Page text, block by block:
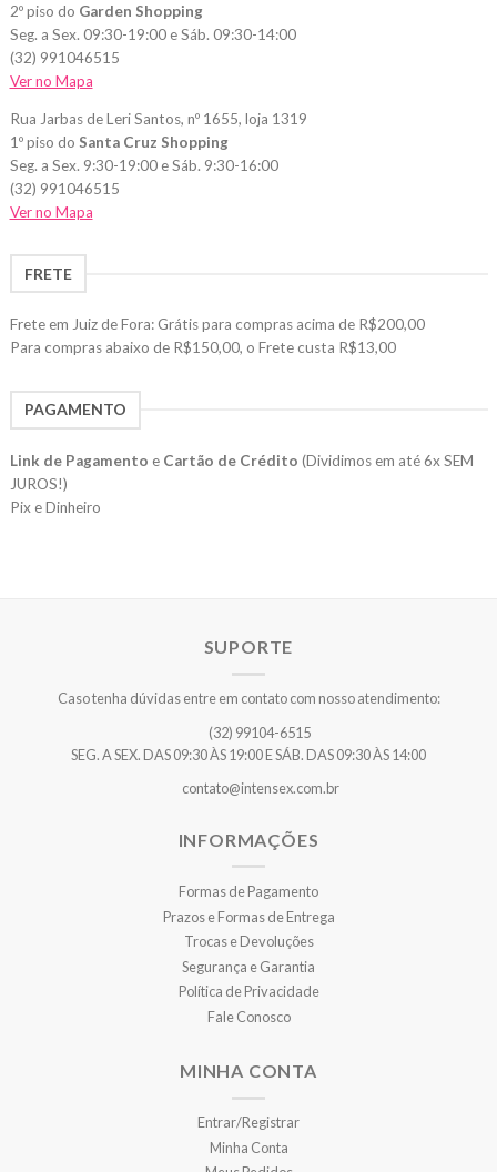
2º piso do Garden Shopping
Seg. a Sex. 09:30-19:00 e Sáb. 09:30-14:00
(32) 991046515
Ver no Mapa
Rua Jarbas de Leri Santos, nº 1655, loja 1319
1º piso do Santa Cruz Shopping
Seg. a Sex. 9:30-19:00 e Sáb. 9:30-16:00
(32) 991046515
Ver no Mapa
FRETE
Frete em Juiz de Fora: Grátis para compras acima de R$200,00
Para compras abaixo de R$150,00, o Frete custa R$13,00
PAGAMENTO
Link de Pagamento e Cartão de Crédito (Dividimos em até 6x SEM
JUROS!)
Pix e Dinheiro
SUPORTE
Caso tenha dúvidas entre em contato com nosso atendimento:
(32) 99104-6515
SEG. A SEX. DAS 09:30 ÀS 19:00 E SÁB. DAS 09:30 ÀS 14:00
contato@intensex.com.br
INFORMAÇÕES
Formas de Pagamento
Prazos e Formas de Entrega
Trocas e Devoluções
Segurança e Garantia
Política de Privacidade
Fale Conosco
MINHA CONTA
Entrar/Registrar
Minha Conta